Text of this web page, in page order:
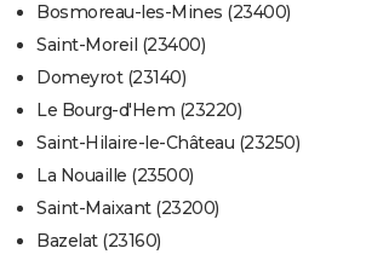
Bosmoreau-les-Mines (23400)
Saint-Moreil (23400)
Domeyrot (23140)
Le Bourg-d'Hem (23220)
Saint-Hilaire-le-Château (23250)
La Nouaille (23500)
Saint-Maixant (23200)
Bazelat (23160)